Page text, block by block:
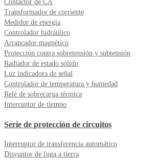
Contactor de CA
Transformador de corriente
Medidor de energía
Controlador hidráulico
Arrancador magnético
Protección contra sobretensión y subtensión
Radiador de estado sólido
Luz indicadora de señal
Controlador de temperatura y humedad
Relé de sobrecarga térmica
Interruptor de tiempo
Serie de protección de circuitos
Interruptor de transferencia automático
Disyuntor de fuga a tierra